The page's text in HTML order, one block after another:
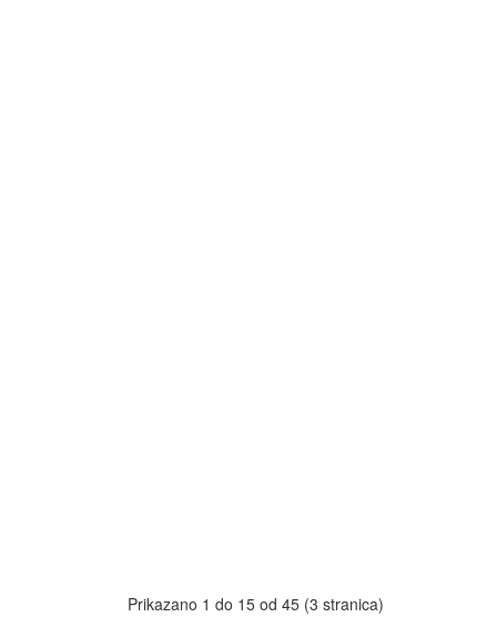
Prikazano 1 do 15 od 45 (3 stranica)